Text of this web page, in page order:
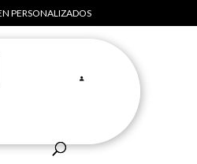
PERSONALIZADOS